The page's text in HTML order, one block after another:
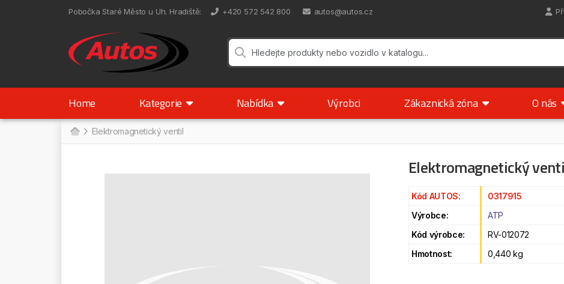
Pobočka Staré Město u Uh. Hradiště: +420 572 542 800 autos@autos.cz
Home Kategorie Nabídka Výrobci Zákaznická zóna O nás
Elektromagnetický ventil
Elektromagnetický
Kód AUTOS:
0317915
Výrobce:
ATP
Kód výrobce:
RV-012072
Hmotnost:
0,440 kg